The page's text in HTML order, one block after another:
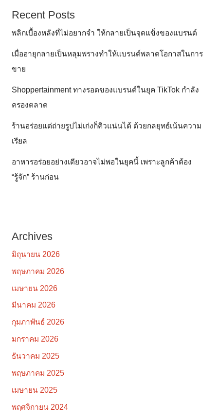
Recent Posts
พลิกเบื้องหลังที่ไม่อยากจำ ให้กลายเป็นจุดแข็งของแบรนด์
เมื่ออายุกลายเป็นหลุมพรางทำให้แบรนด์พลาดโอกาสในการ
ขาย
Shoppertainment ทางรอดของแบรนด์ในยุค TikTok กำลัง
ครองตลาด
ร้านอร่อยแต่ถ่ายรูปไม่เก่งก็คิวแน่นได้ ด้วยกลยุทธ์เน้นความ
เรียล
อาหารอร่อยอย่างเดียวอาจไม่พอในยุคนี้ เพราะลูกค้าต้อง
“รู้จัก” ร้านก่อน
Archives
มิถุนายน 2026
พฤษภาคม 2026
เมษายน 2026
มีนาคม 2026
กุมภาพันธ์ 2026
มกราคม 2026
ธันวาคม 2025
พฤษภาคม 2025
เมษายน 2025
พฤศจิกายน 2024